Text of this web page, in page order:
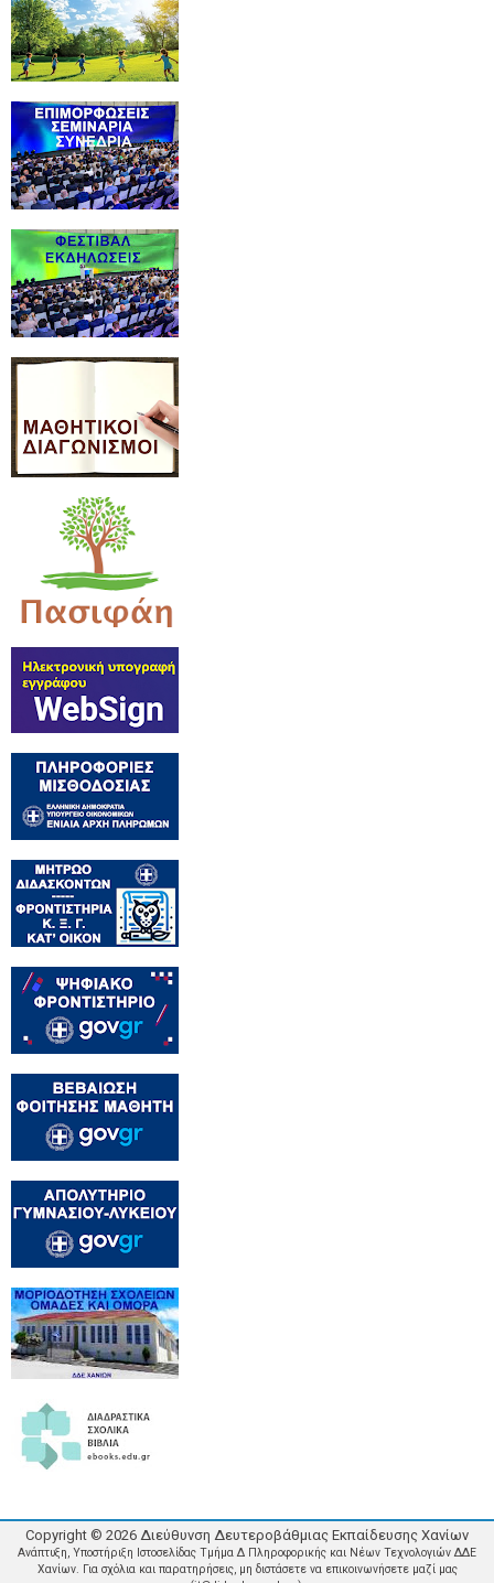
Copyright © 2026 Διεύθυνση Δευτεροβάθμιας Εκπαίδευσης Χανίων
Ανάπτυξη, Υποστήριξη Ιστοσελίδας Τμήμα Δ Πληροφορικής και Νέων Τεχνολογιών ΔΔΕ
Χανίων. Για σχόλια και παρατηρήσεις, μη διστάσετε να επικοινωνήσετε μαζί μας